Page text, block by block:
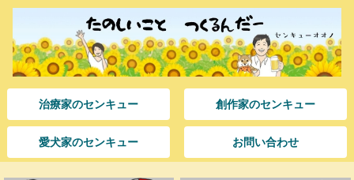
治療家のセンキュー 創作家のセンキュー
愛犬家のセンキュー お問い合わせ